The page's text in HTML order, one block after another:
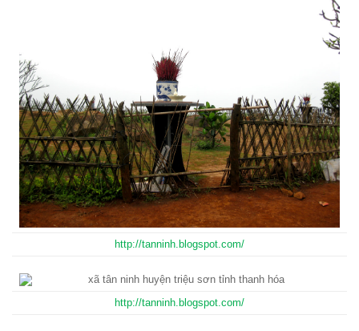
http://tanninh.blogspot.com/
http://tanninh.blogspot.com/
http://tanninh.blogspot.com/
http://tanninh.blogspot.com/